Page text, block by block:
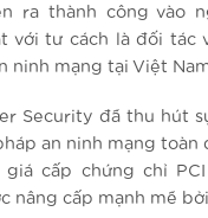
ra thành công vào
với tư cách là đối tác
ninh mạng tại Việt
Security đã thu hút
an ninh mạng
cấp chứng chỉ
nâng cấp mạnh mẽ